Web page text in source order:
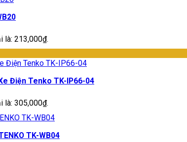
là: 213,000₫.
Điện Tenko TK-IP66-04
là: 305,000₫.
TK-WB04